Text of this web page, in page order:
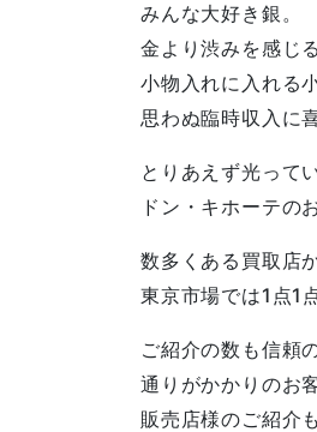
みんな大好き銀。
金より渋みを感じ
小物入れに入れる
思わぬ臨時収入に
とりあえず光って
ドン・キホーテの
数多くある買取店
東京市場では1点1
ご紹介の数も信頼
通りがかかりのお
販売店様のご紹介